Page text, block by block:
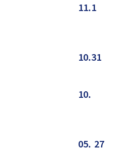
11.1
10.31
10.
05. 27